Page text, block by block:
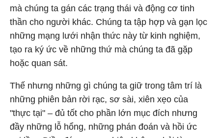
mà chúng ta gán các trạng thái và động cơ tinh
thần cho người khác. Chúng ta tập hợp và gạn lọc
những mạng lưới nhận thức này từ kinh nghiệm,
tạo ra ký ức về những thứ mà chúng ta đã gặp
hoặc quan sát.
Thế nhưng những gì chúng ta giữ trong tâm trí là
những phiên bản rời rạc, sơ sài, xiên xẹo của
"thực tại" – đủ tốt cho phần lớn mục đích nhưng
đầy những lỗ hổng, những phán đoán và hồi ức